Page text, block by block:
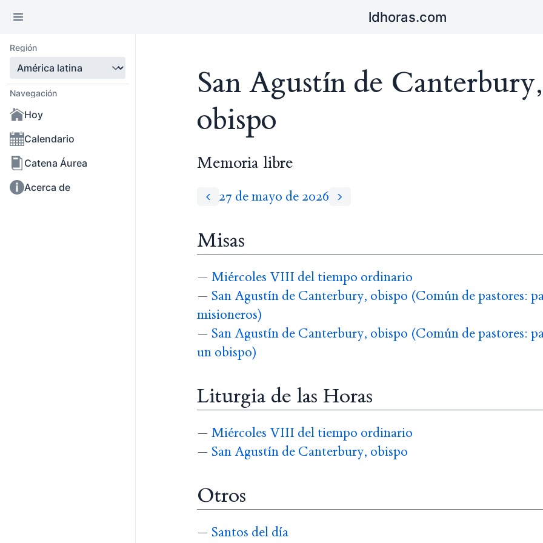
ldhoras.com
Región
Navegación
Hoy
Calendario
Catena Áurea
Acerca de
San Agustín de Canterbury,
obispo
Memoria libre
27 de mayo de 2026
Misas
— Miércoles VIII del tiempo ordinario
— San Agustín de Canterbury, obispo (Común de pastores:
misioneros)
— San Agustín de Canterbury, obispo (Común de pastores:
un obispo)
Liturgia de las Horas
— Miércoles VIII del tiempo ordinario
— San Agustín de Canterbury, obispo
Otros
— Santos del día